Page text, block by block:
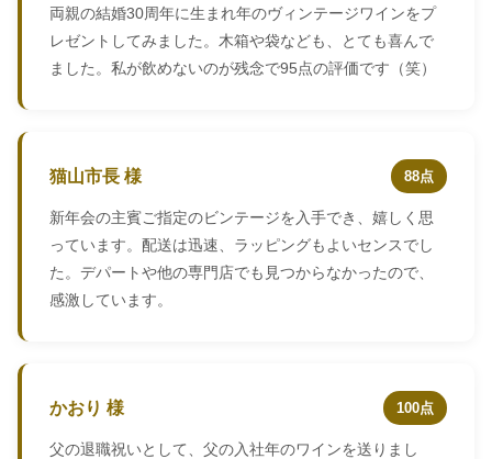
両親の結婚30周年に生まれ年のヴィンテージワインをプ
レゼントしてみました。木箱や袋なども、とても喜んで
ました。私が飲めないのが残念で95点の評価です（笑）
猫山市長 様 88点
新年会の主賓ご指定のビンテージを入手でき、嬉しく思
っています。配送は迅速、ラッピングもよいセンスでし
た。デパートや他の専門店でも見つからなかったので、
感激しています。
かおり 様 100点
父の退職祝いとして、父の入社年のワインを送りまし